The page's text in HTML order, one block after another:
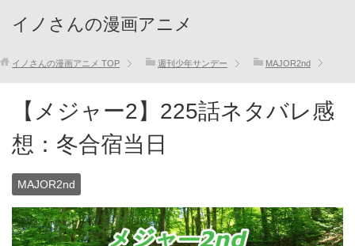
イノさんの漫画アニメ
イノさんの漫画アニメ TOP 週刊少年サンデー MAJOR2nd
【メジャー2】225話ネタバレ感
想：冬合宿当日
MAJOR2nd